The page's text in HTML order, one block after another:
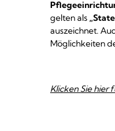
gelten als
auszeichnet.
Möglichkeiten
Klicken Sie hier